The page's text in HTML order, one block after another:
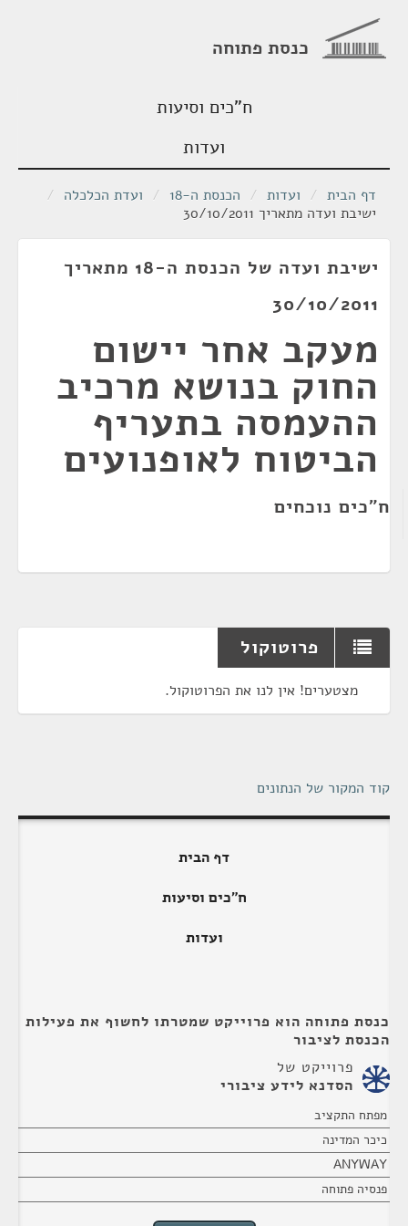
כנסת פתוחה
ח"כים וסיעות
ועדות
דף הבית / ועדות / הכנסת ה-18 / ועדת הכלכלה /
ישיבת ועדה מתאריך 30/10/2011
ישיבת ועדה של הכנסת ה-18 מתאריך
30/10/2011
מעקב אחר יישום
החוק בנושא מרכיב
ההעמסה בתעריף
הביטוח לאופנועים
ח"כים נוכחים
פרוטוקול
מצטערים! אין לנו את הפרוטוקול.
קוד המקור של הנתונים
דף הבית
ח"כים וסיעות
ועדות
כנסת פתוחה הוא פרוייקט שמטרתו לחשוף את פעילות
הכנסת לציבור
פרוייקט של
הסדנא לידע ציבורי
מפתח התקציב
כיכר המדינה
ANYWAY
פנסיה פתוחה